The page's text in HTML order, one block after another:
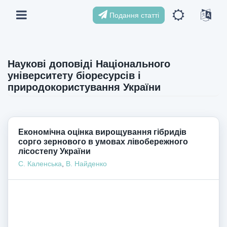
Подання статті
Наукові доповіді Національного
університету біоресурсів і
природокористування України
Економічна оцінка вирощування гібридів
сорго зернового в умовах лівобережного
лісостепу України
С. Каленська В. Найденко